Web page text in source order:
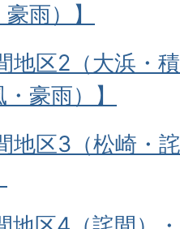
雨）】
地区2（大浜・
豪雨）】
地区3（松崎・